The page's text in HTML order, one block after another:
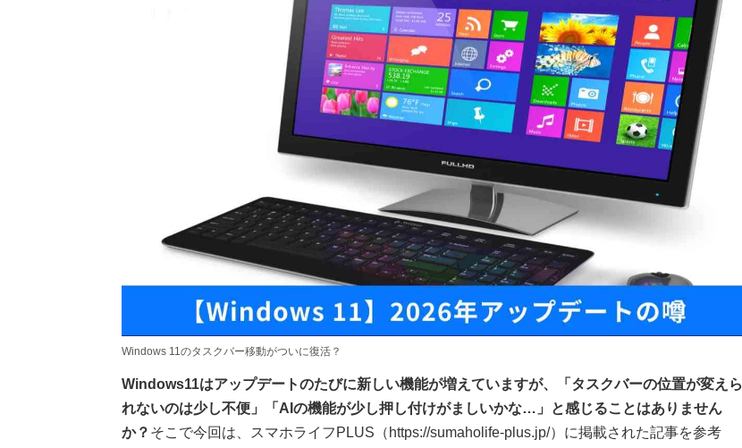
Windows 11のタスクバー移動がついに復活？
Windows11はアップデートのたびに新しい機能が増えていますが、「タスクバーの位置が変えら
れないのは少し不便」「AIの機能が少し押し付けがましいかな…」と感じることはありません
か？ そこで今回は、スマホライフPLUS（https://sumaholife-plus.jp/）に掲載された記事を参考